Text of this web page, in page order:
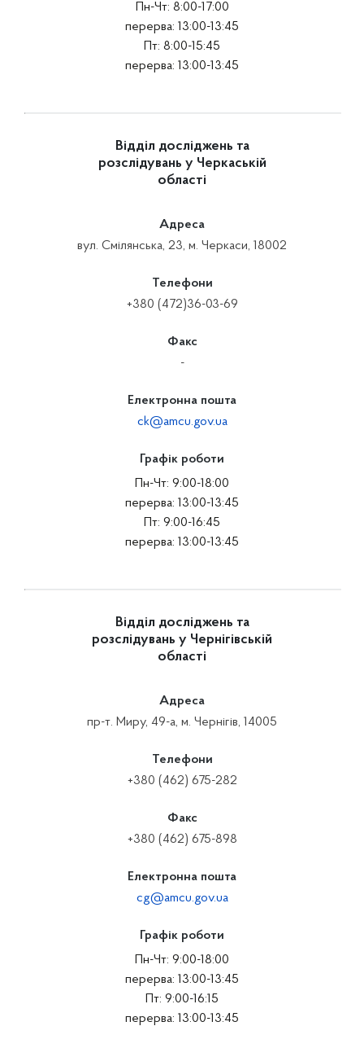
Пн-Чт: 8:00-17:00
перерва: 13:00-13:45
Пт: 8:00-15:45
перерва: 13:00-13:45
Відділ досліджень та
розслідувань у Черкаській
області
Адреса
вул. Смілянська, 23, м. Черкаси, 18002
Телефони
+380 (472)36-03-69
Факс
-
Електронна пошта
ck@amcu.gov.ua
Графік роботи
Пн-Чт: 9:00-18:00
перерва: 13:00-13:45
Пт: 9:00-16:45
перерва: 13:00-13:45
Відділ досліджень та
розслідувань у Чернігівській
області
Адреса
пр-т. Миру, 49-а, м. Чернігів, 14005
Телефони
+380 (462) 675-282
Факс
+380 (462) 675-898
Електронна пошта
cg@amcu.gov.ua
Графік роботи
Пн-Чт: 9:00-18:00
перерва: 13:00-13:45
Пт: 9:00-16:15
перерва: 13:00-13:45